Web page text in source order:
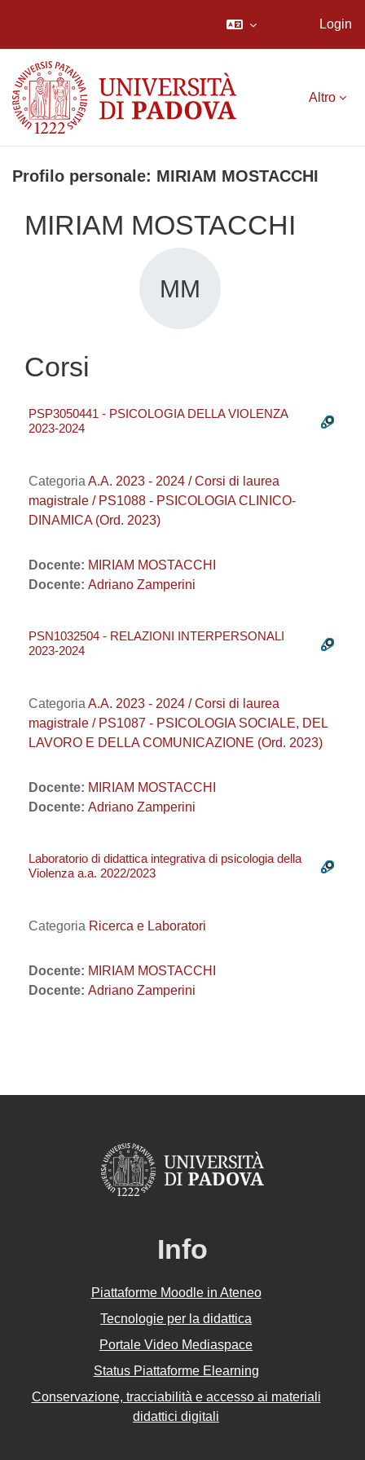
Login
Altro
Profilo personale: MIRIAM MOSTACCHI
MIRIAM MOSTACCHI
MM
Corsi
PSP3050441 - PSICOLOGIA DELLA VIOLENZA
2023-2024
Categoria A.A. 2023 - 2024 / Corsi di laurea
magistrale / PS1088 - PSICOLOGIA CLINICO-
DINAMICA (Ord. 2023)
Docente: MIRIAM MOSTACCHI
Docente: Adriano Zamperini
PSN1032504 - RELAZIONI INTERPERSONALI
2023-2024
Categoria A.A. 2023 - 2024 / Corsi di laurea
magistrale / PS1087 - PSICOLOGIA SOCIALE, DEL
LAVORO E DELLA COMUNICAZIONE (Ord. 2023)
Docente: MIRIAM MOSTACCHI
Docente: Adriano Zamperini
Laboratorio di didattica integrativa di psicologia della
Violenza a.a. 2022/2023
Categoria Ricerca e Laboratori
Docente: MIRIAM MOSTACCHI
Docente: Adriano Zamperini
Info
Piattaforme Moodle in Ateneo
Tecnologie per la didattica
Portale Video Mediaspace
Status Piattaforme Elearning
Conservazione, tracciabilità e accesso ai materiali
didattici digitali